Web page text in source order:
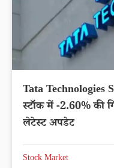
Tata Technologies
स्टॉक में -2.60% की
लेटेस्ट अपडेट
Stock Market